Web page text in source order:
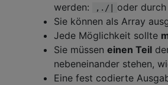
werden:
,./|
oder
Sie können als Array
Jede Möglichkeit sollte
Sie müssen einen Teil
nebeneinander stehen,
Eine fest codierte